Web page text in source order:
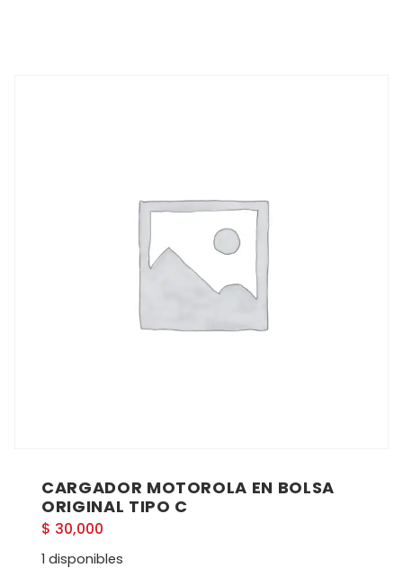
CARGADOR MOTOROLA EN BOLSA
ORIGINAL TIPO C
$ 30,000
1 disponibles